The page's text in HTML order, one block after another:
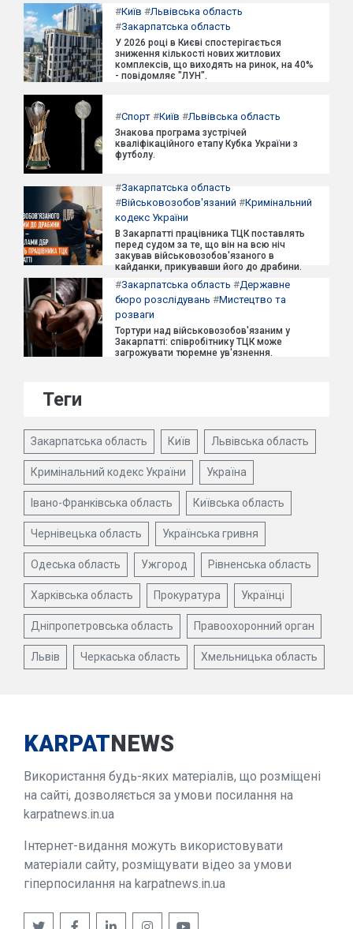
#Київ #Львівська область
#Закарпатська область
У 2026 році в Києві спостерігається
зниження кількості нових житлових
комплексів, що виходять на ринок, на 40%
- повідомляє "ЛУН".
#Спорт #Київ #Львівська область
Знакова програма зустрічей
кваліфікаційного етапу Кубка України з
футболу.
#Закарпатська область
#Військовозобов'язаний #Кримінальний
кодекс України
В Закарпатті працівника ТЦК поставлять
перед судом за те, що він на всю ніч
закував військовозобов'язаного в
кайданки, прикувавши його до драбини.
#Закарпатська область #Державне
бюро розслідувань #Мистецтво та
розваги
Тортури над військовозобов'язаним у
Закарпатті: співробітнику ТЦК може
загрожувати тюремне ув'язнення.
Теги
Закарпатська область Київ Львівська область
Кримінальний кодекс України Україна
Івано-Франківська область Київська область
Чернівецька область Українська гривня
Одеська область Ужгород Рівненська область
Харківська область Прокуратура Українці
Дніпропетровська область Правоохоронний орган
Львів Черкаська область Хмельницька область
KARPATNEWS
Використання будь-яких матеріалів, що розміщені
на сайті, дозволяється за умови посилання на
karpatnews.in.ua
Інтернет-видання можуть використовувати
матеріали сайту, розміщувати відео за умови
гіперпосилання на karpatnews.in.ua